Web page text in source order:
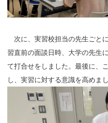
次に、実習校担当の先生ごと
習直前の面談日時、大学の先生
て打合せをしました。最後に、
し、実習に対する意識を高めまし